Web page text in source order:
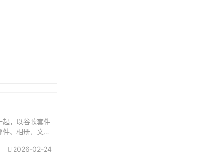
起，以谷歌套件
件、相册、文
2026-02-24